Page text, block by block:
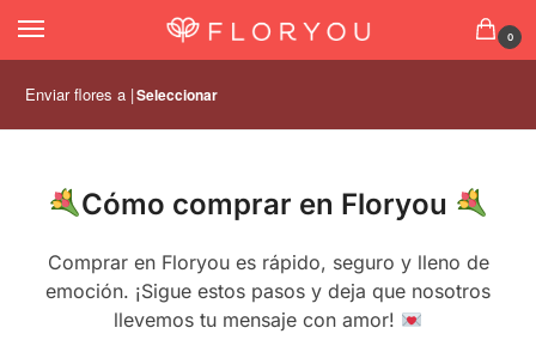
0
Enviar flores a |Seleccionar
Cómo comprar en Floryou
Comprar en Floryou es rápido, seguro y lleno de
emoción. ¡Sigue estos pasos y deja que nosotros
llevemos tu mensaje con amor!